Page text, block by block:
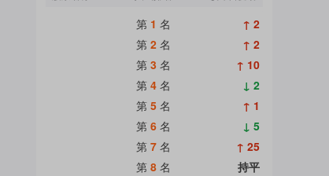
第 1 名
↑ 2
第 2 名
↑ 2
第 3 名
↑ 10
第 4 名
↓ 2
第 5 名
↑ 1
第 6 名
↓ 5
第 7 名
↑ 25
第 8 名
持平